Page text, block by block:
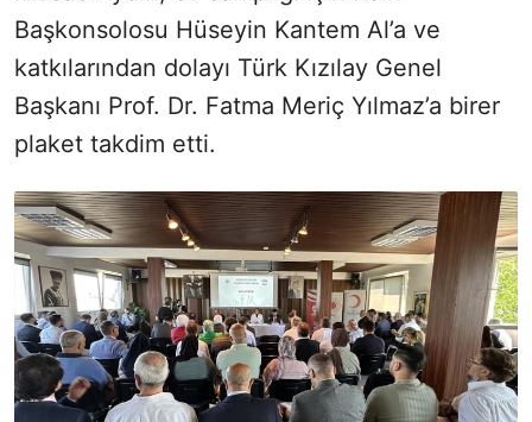
Başkonsolosu Hüseyin Kantem Al’a ve
katkılarından dolayı Türk Kızılay Genel
Başkanı Prof. Dr. Fatma Meriç Yılmaz’a birer
plaket takdim etti.